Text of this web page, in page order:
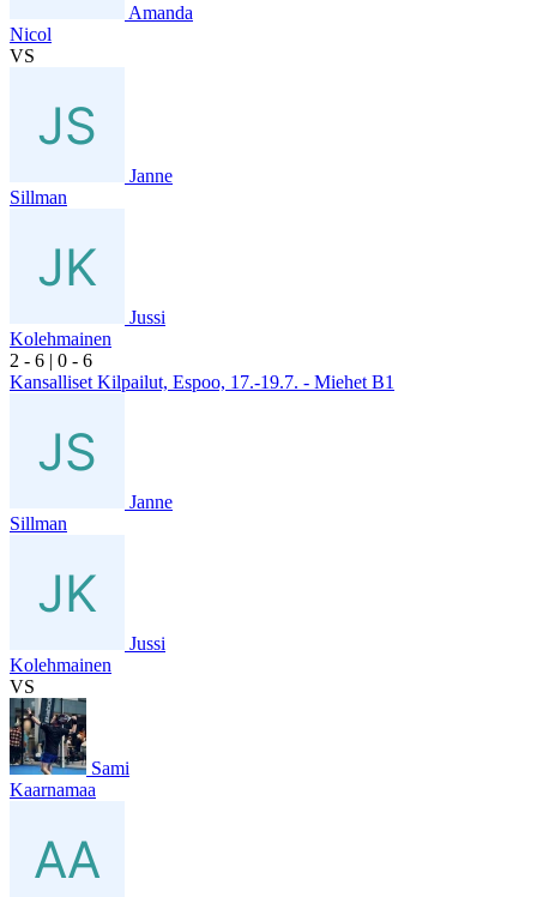
Amanda
Nicol
VS
Janne
Sillman
Jussi
Kolehmainen
2 - 6 | 0 - 6
Kansalliset Kilpailut, Espoo, 17.-19.7. - Miehet B1
Janne
Sillman
Jussi
Kolehmainen
VS
Sami
Kaarnamaa